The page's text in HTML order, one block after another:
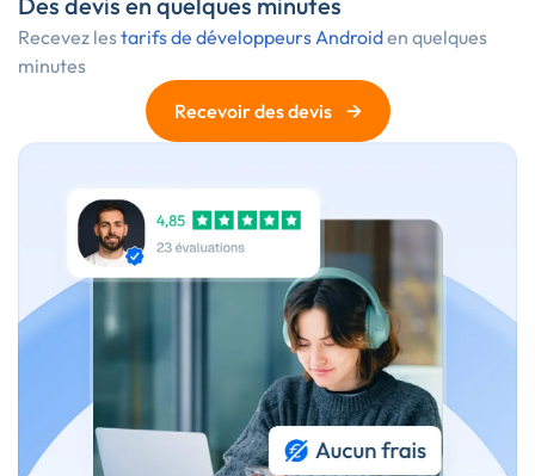
Recevez lestarifs de développeurs Androiden quelques
minutes
Recevoir des devis
→